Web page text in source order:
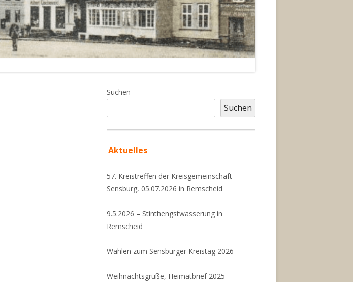
Haupt-
Seitenleiste
Suchen
Suchen
Aktuelles
57. Kreistreffen der Kreisgemeinschaft
Sensburg, 05.07.2026 in Remscheid
9.5.2026 – Stinthengstwasserung in
Remscheid
Wahlen zum Sensburger Kreistag 2026
Weihnachtsgrüße, Heimatbrief 2025